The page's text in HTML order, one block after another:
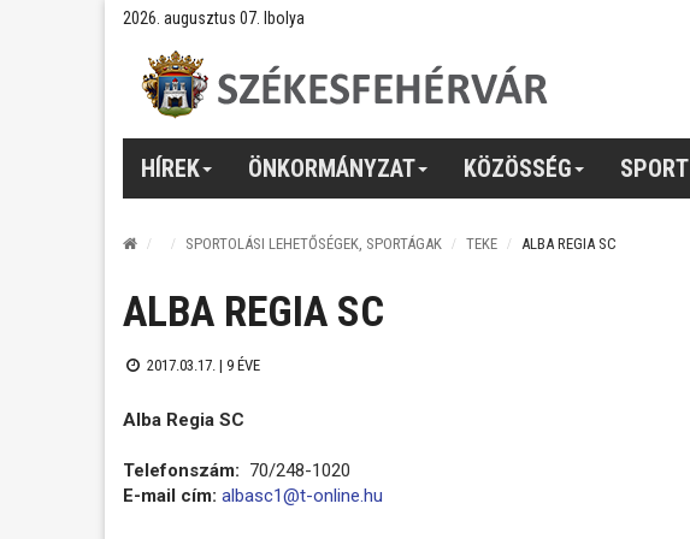
2026. augusztus 07. Ibolya
HÍREK ÖNKORMÁNYZAT KÖZÖSSÉG SPORT
SPORTOLÁSI LEHETŐSÉGEK, SPORTÁGAK TEKE ALBA REGIA SC
ALBA REGIA SC
2017.03.17. | 9 ÉVE
Alba Regia SC
Telefonszám: 70/248-1020
E-mail cím: albasc1@t-online.hu